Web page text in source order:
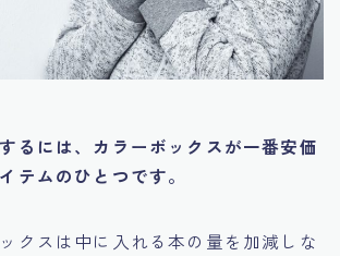
るには、カラーボックスが一番安価
テムのひとつです。
クスは中に入れる本の量を加減しな